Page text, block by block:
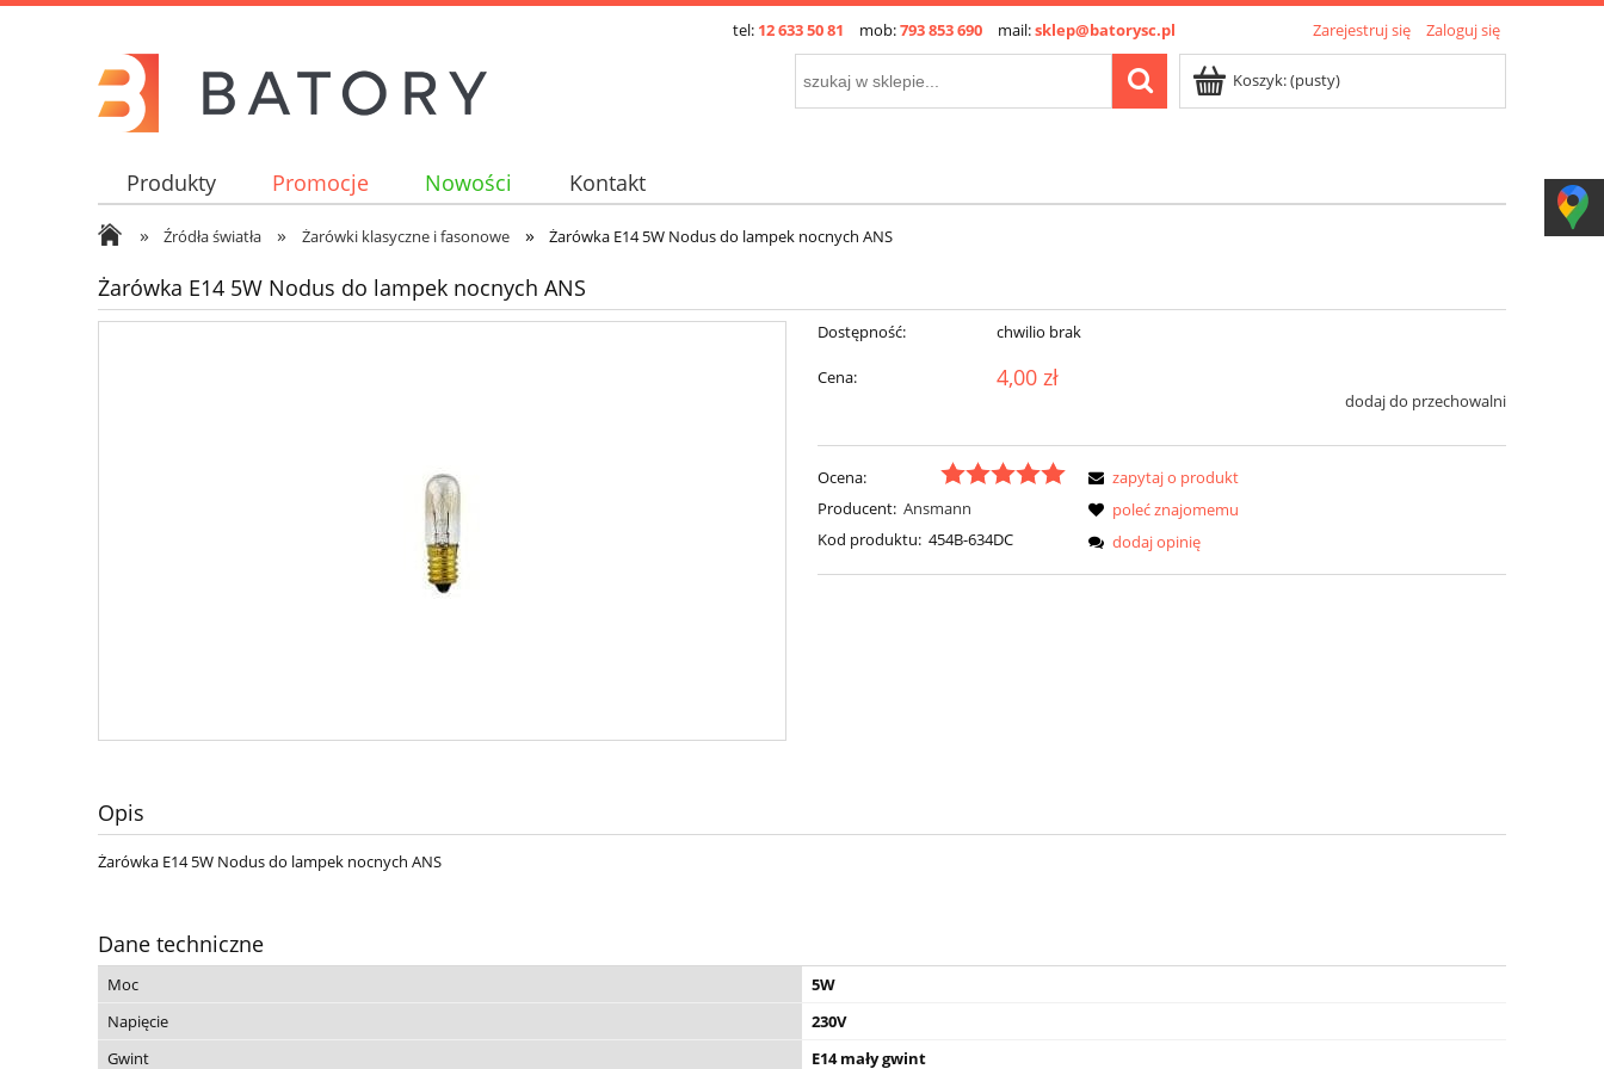
Zarejestruj się Zaloguj się
tel: 12 633 50 81 mob:793 853 690 mail:sklep@batorysc.pl
Koszyk:(pusty)
Produkty Promocje Nowości Kontakt
» Źródła światła » Żarówki klasyczne i fasonowe » Żarówka E14 5W Nodus do lampek nocnych ANS
Żarówka E14 5W Nodus do lampek nocnych ANS
Dostępność: chwilio brak
Cena: 4,00 zł
dodaj do przechowalni
Ocena:
Producent: Ansmann
Kod produktu: 454B-634DC
zapytaj o produkt
poleć znajomemu
dodaj opinię
Opis
Żarówka E14 5W Nodus do lampek nocnych ANS
Dane techniczne
Moc
5W
Napięcie
230V
Gwint
E14 mały gwint